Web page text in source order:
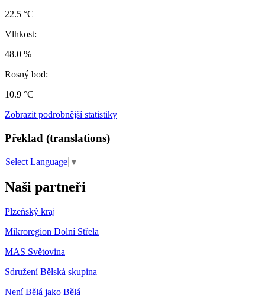
22.5 °C
Vlhkost:
48.0 %
Rosný bod:
10.9 °C
Zobrazit podrobnější statistiky
Překlad (translations)
Select Language ▼
Naši partneři
Plzeňský kraj
Mikroregion Dolní Střela
MAS Světovina
Sdružení Bělská skupina
Není Bělá jako Bělá